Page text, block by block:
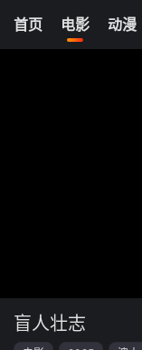
首页 电影 动漫
盲人壮志